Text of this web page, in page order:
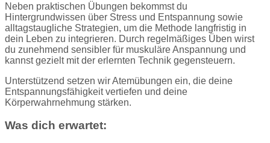
Neben praktischen Übungen bekommst du
Hintergrundwissen über Stress und Entspannung sowie
alltagstaugliche Strategien, um die Methode langfristig in
dein Leben zu integrieren. Durch regelmäßiges Üben wirst
du zunehmend sensibler für muskuläre Anspannung und
kannst gezielt mit der erlernten Technik gegensteuern.
Unterstützend setzen wir Atemübungen ein, die deine
Entspannungsfähigkeit vertiefen und deine
Körperwahrnehmung stärken.
Was dich erwartet: